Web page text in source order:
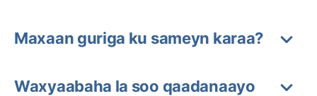
Maxaan guriga ku sameyn karaa?
Waxyaabaha la soo qaadanaayo